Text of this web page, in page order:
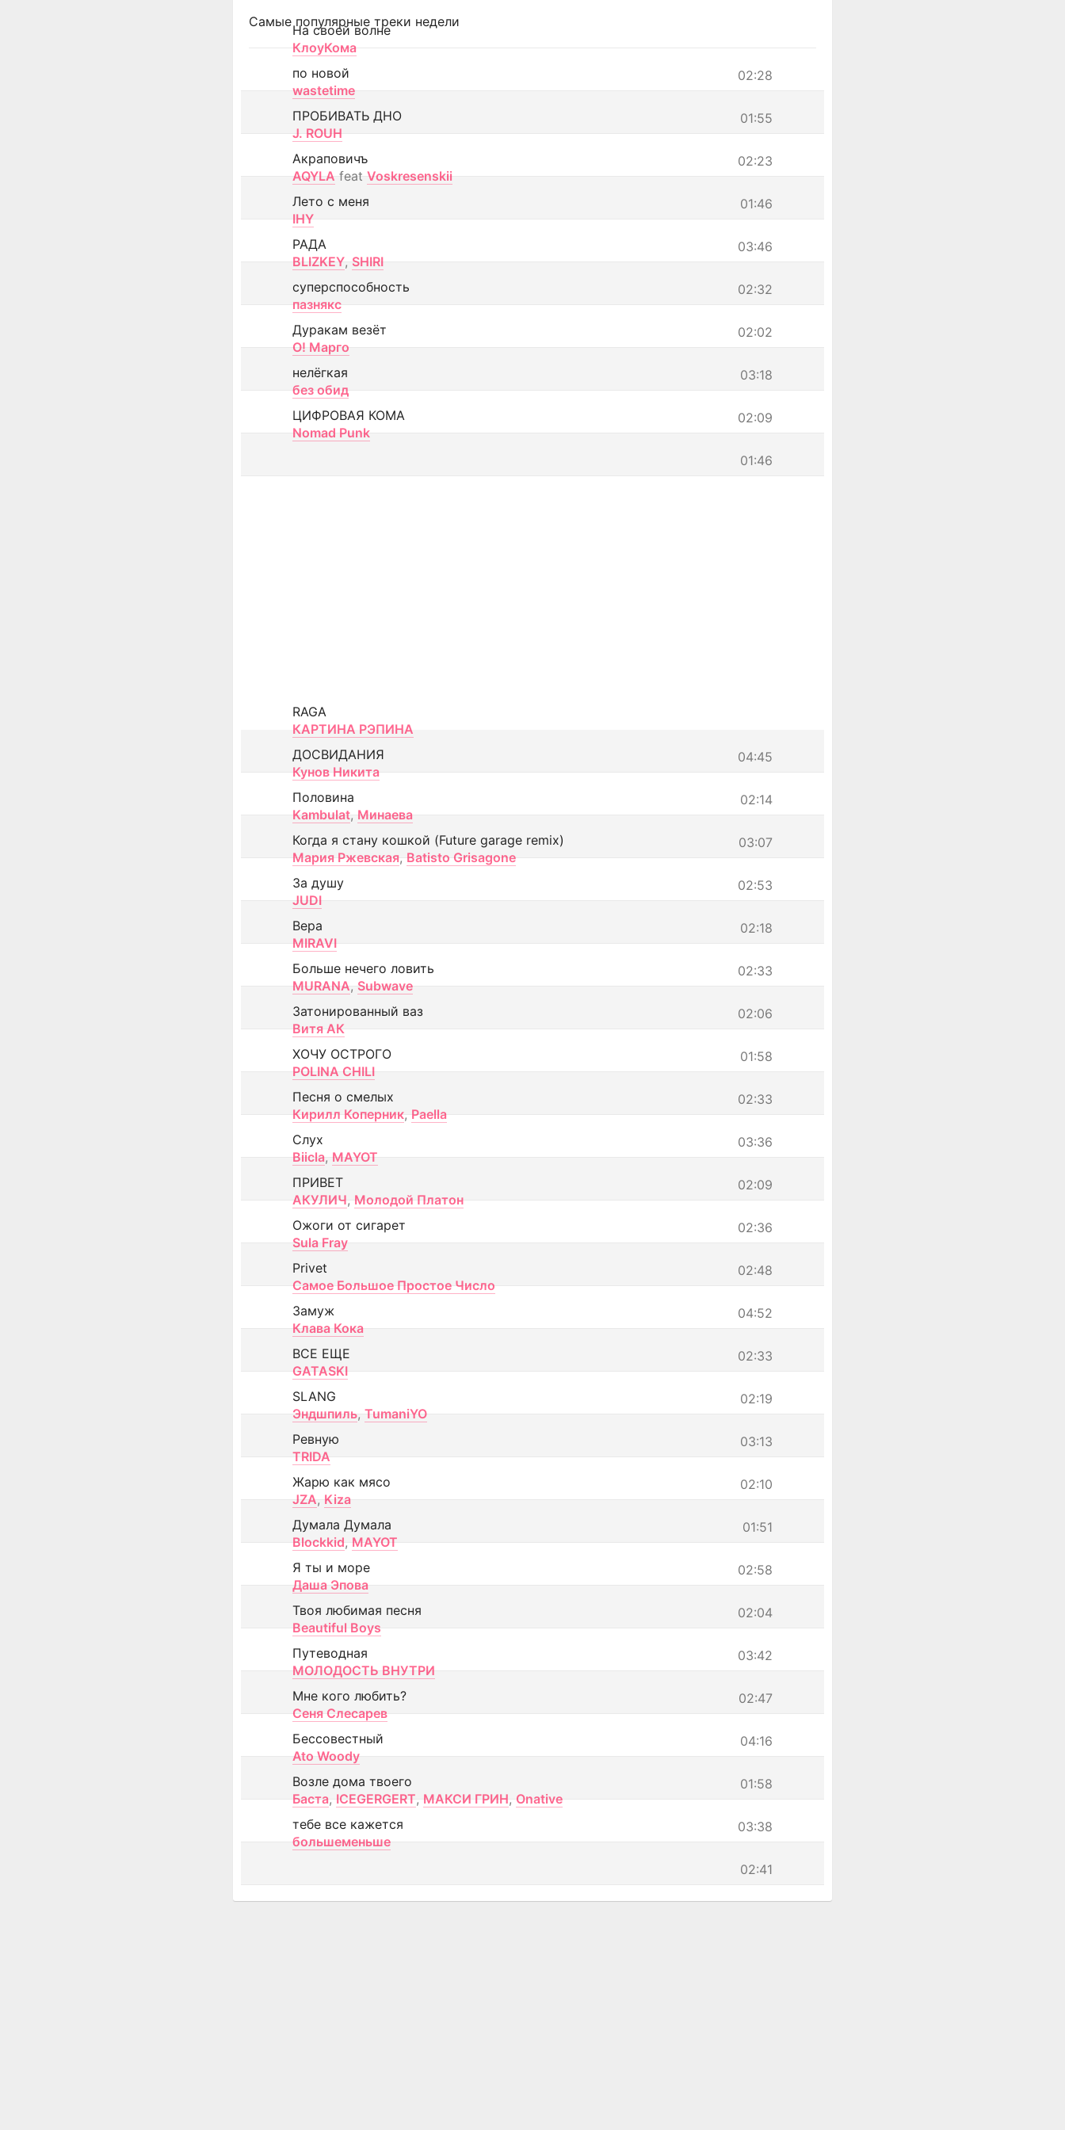
Самые популярные треки недели
На своей волне
КлоуКома
02:28
по новой
wastetime
01:55
ПРОБИВАТЬ ДНО
J. ROUH
02:23
Акраповичъ
AQYLA feat Voskresenskii
01:46
Лето с меня
IHY
03:46
РАДА
BLIZKEY, SHIRI
02:32
суперспособность
пазнякс
02:02
Дуракам везёт
О! Марго
03:18
нелёгкая
без обид
02:09
ЦИФРОВАЯ КОМА
Nomad Punk
01:46
RAGA
КАРТИНА РЭПИНА
04:45
ДОСВИДАНИЯ
Кунов Никита
02:14
Половина
Kambulat, Минаева
03:07
Когда я стану кошкой (Future garage remix)
Мария Ржевская, Batisto Grisagone
02:53
За душу
JUDI
02:18
Вера
MIRAVI
02:33
Больше нечего ловить
MURANA, Subwave
02:06
Затонированный ваз
Витя АК
01:58
ХОЧУ ОСТРОГО
POLINA CHILI
02:33
Песня о смелых
Кирилл Коперник, Paella
03:36
Слух
Biicla, MAYOT
02:09
ПРИВЕТ
АКУЛИЧ, Молодой Платон
02:36
Ожоги от сигарет
Sula Fray
02:48
Privet
Самое Большое Простое Число
04:52
Замуж
Клава Кока
02:33
ВСЕ ЕЩЕ
GATASKI
02:19
SLANG
Эндшпиль, TumaniYO
03:13
Ревную
TRIDA
02:10
Жарю как мясо
JZA, Kiza
01:51
Думала Думала
Blockkid, MAYOT
02:58
Я ты и море
Даша Эпова
02:04
Твоя любимая песня
Beautiful Boys
03:42
Путеводная
МОЛОДОСТЬ ВНУТРИ
02:47
Мне кого любить?
Сеня Слесарев
04:16
Бессовестный
Ato Woody
01:58
Возле дома твоего
Баста, ICEGERGERT, МАКСИ ГРИН, Onative
03:38
тебе все кажется
большеменьше
02:41